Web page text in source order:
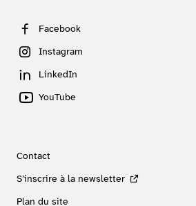
Facebook
Instagram
LinkedIn
YouTube
Contact
S’inscrire à la newsletter
Plan du site